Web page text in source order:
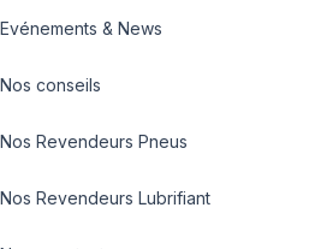
Evénements & News
Nos conseils
Nos Revendeurs Pneus
Nos Revendeurs Lubrifiant